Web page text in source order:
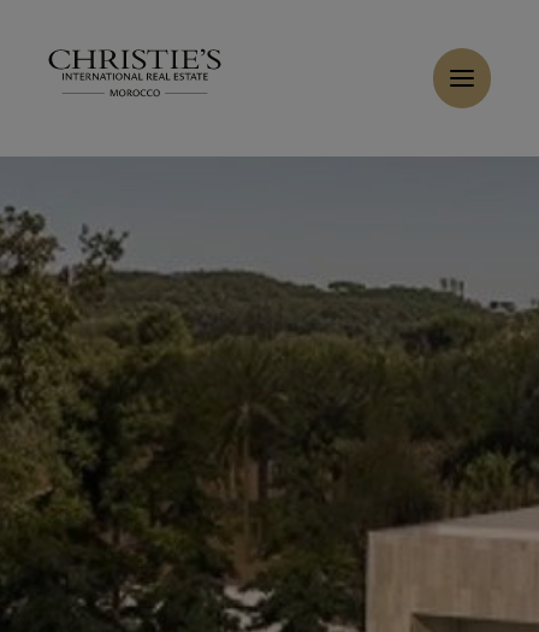
Acheter Villa 11 pièces 600 m² Marrakech